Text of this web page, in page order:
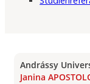
Andrássy
Janina